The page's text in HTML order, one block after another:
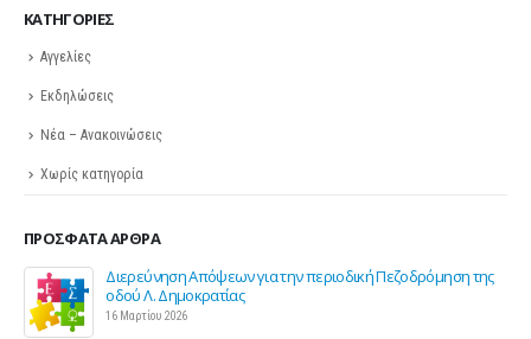
KΑΤΗΓΟΡΊΕΣ
Αγγελίες
Εκδηλώσεις
Νέα – Ανακοινώσεις
Χωρίς κατηγορία
ΠΡΌΣΦΑΤΑ ΆΡΘΡΑ
Σε λειτουργία το νέο Helpdesk της ΕΣΕΕ με κορυφαίους
επιστήμονες για την υποστήριξη των εμπορικών
επιχειρήσεων